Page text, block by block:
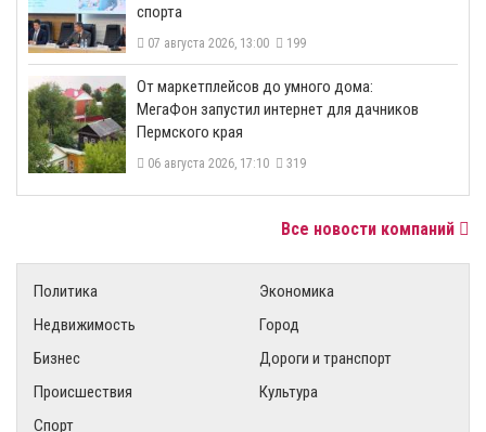
спорта
07 августа 2026, 13:00 199
От маркетплейсов до умного дома:
МегаФон запустил интернет для дачников
Пермского края
06 августа 2026, 17:10 319
Все новости компаний
Политика
Экономика
Недвижимость
Город
Бизнес
Дороги и транспорт
Происшествия
Культура
Спорт